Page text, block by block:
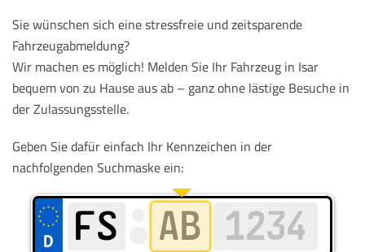
Sie wünschen sich eine stressfreie und zeitsparende
Fahrzeugabmeldung?
Wir machen es möglich! Melden Sie Ihr Fahrzeug in Isar
bequem von zu Hause aus ab – ganz ohne lästige Besuche in
der Zulassungsstelle.
Geben Sie dafür einfach Ihr Kennzeichen in der
nachfolgenden Suchmaske ein: